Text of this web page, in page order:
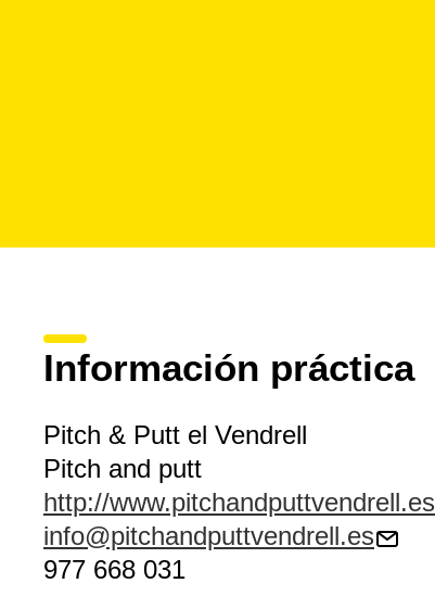
Información práctica
Pitch & Putt el Vendrell
Pitch and putt
http://www.pitchandputtvendrell.es
info@pitchandputtvendrell.es
977 668 031